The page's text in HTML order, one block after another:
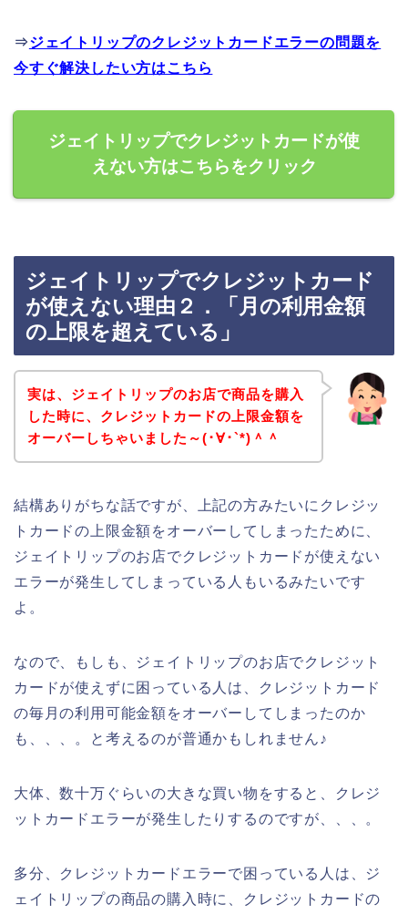
⇒ジェイトリップのクレジットカードエラーの問題を
今すぐ解決したい方はこちら
ジェイトリップでクレジットカードが使
えない方はこちらをクリック
ジェイトリップでクレジットカード
が使えない理由２．「月の利用金額
の上限を超えている」
実は、ジェイトリップのお店で商品を購入
した時に、クレジットカードの上限金額を
オーバーしちゃいました～(･∀･`*)＾＾
結構ありがちな話ですが、上記の方みたいにクレジッ
トカードの上限金額をオーバーしてしまったために、
ジェイトリップのお店でクレジットカードが使えない
エラーが発生してしまっている人もいるみたいです
よ。
なので、もしも、ジェイトリップのお店でクレジット
カードが使えずに困っている人は、クレジットカード
の毎月の利用可能金額をオーバーしてしまったのか
も、、、。と考えるのが普通かもしれません♪
大体、数十万ぐらいの大きな買い物をすると、クレジ
ットカードエラーが発生したりするのですが、、、。
多分、クレジットカードエラーで困っている人は、ジ
ェイトリップの商品の購入時に、クレジットカードの